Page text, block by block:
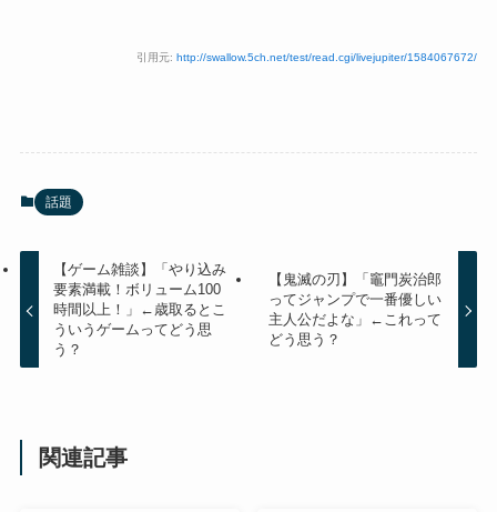
引用元:http://swallow.5ch.net/test/read.cgi/livejupiter/1584067672/
話題
【ゲーム雑談】「やり込み
要素満載！ボリューム100
時間以上！」←歳取るとこ
ういうゲームってどう思
う？
【鬼滅の刃】「竈門炭治郎
ってジャンプで一番優しい
主人公だよな」←これって
どう思う？
関連記事